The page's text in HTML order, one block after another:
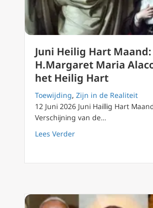
Juni Heilig Hart Maand:
H.Margaret Maria
het Heilig Hart
Toewijding, Zijn in de Realiteit
12 Juni 2026 Juni Haillig Hart
Verschijning van de…
Lees Verderabout Juni Heilig Hart